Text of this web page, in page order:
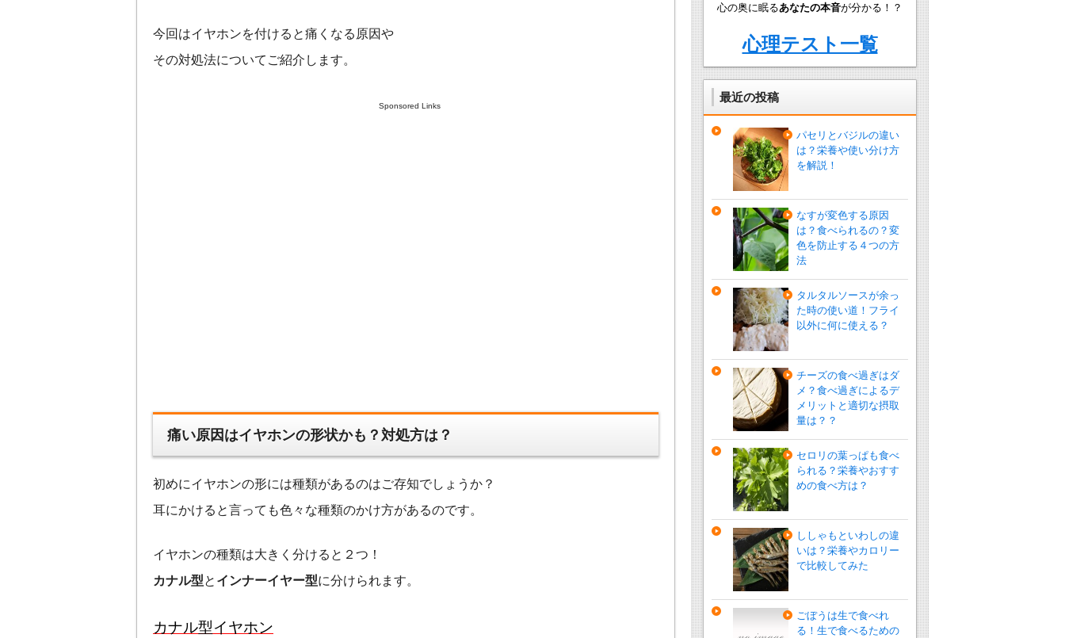
今回はイヤホンを付けると痛くなる原因や
その対処法についてご紹介します。
Sponsored Links
痛い原因はイヤホンの形状かも？対処方は？
初めにイヤホンの形には種類があるのはご存知でしょうか？
耳にかけると言っても色々な種類のかけ方があるのです。
イヤホンの種類は大きく分けると２つ！
カナル型と インナーイヤー型に分けられます。
カナル型イヤホン
心の奥に眠るあなたの本音が分かる！？
心理テスト一覧
最近の投稿
パセリとバジルの違い
は？栄養や使い分け方
を解説！
なすが変色する原因
は？食べられるの？変
色を防止する４つの方
法
タルタルソースが余っ
た時の使い道！フライ
以外に何に使える？
チーズの食べ過ぎはダ
メ？食べ過ぎによるデ
メリットと適切な摂取
量は？？
セロリの葉っぱも食べ
られる？栄養やおすす
めの食べ方は？
ししゃもといわしの違
いは？栄養やカロリー
で比較してみた
ごぼうは生で食べれ
る！生で食べるための